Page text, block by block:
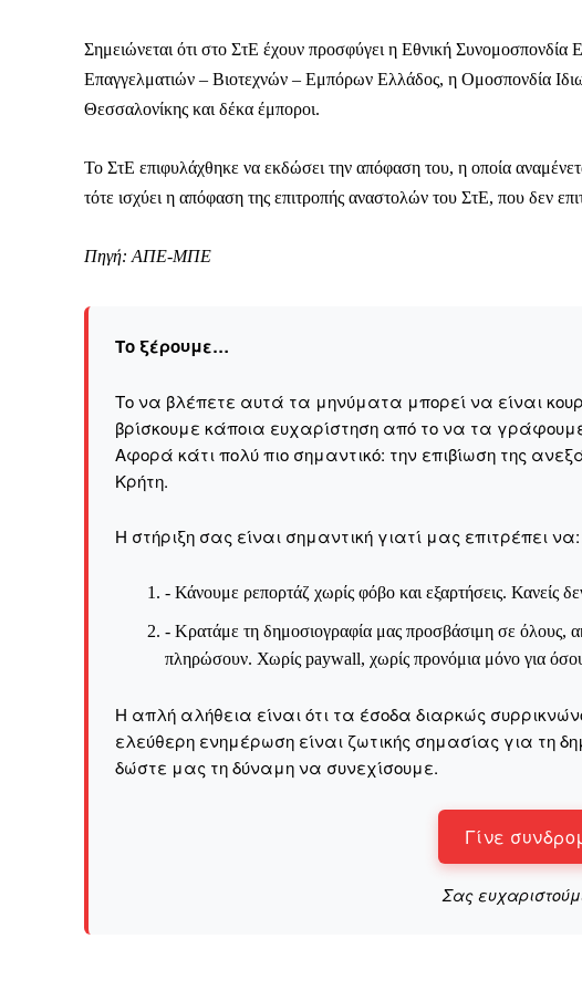
Σημειώνεται ότι στο ΣτΕ έχουν προσφύγει η Εθνική
Επαγγελματιών – Βιοτεχνών – Εμπόρων Ελλάδος, η Ομοσπονδία
Θεσσαλονίκης και δέκα έμποροι.
Το ΣτΕ επιφυλάχθηκε να εκδώσει την απόφαση του, η οποία
τότε ισχύει η απόφαση της επιτροπής αναστολών του ΣτΕ, που δεν
Πηγή: ΑΠΕ-ΜΠΕ
Το ξέρουμε…
Το να βλέπετε αυτά τα μηνύματα μπορεί να είναι
βρίσκουμε κάποια ευχαρίστηση από το να τα
Αφορά κάτι πολύ πιο σημαντικό: την επιβίωση της
Kρήτη.
Η στήριξη σας είναι σημαντική γιατί μας επιτρέπει να:
- Κάνουμε ρεπορτάζ χωρίς φόβο και εξαρτήσεις. Κανείς
- Κρατάμε τη δημοσιογραφία μας προσβάσιμη σε όλους,
πληρώσουν. Χωρίς paywall, χωρίς προνόμια μόνο για
Η απλή αλήθεια είναι ότι τα έσοδα διαρκώς
ελεύθερη ενημέρωση είναι ζωτικής σημασίας για τη
δώστε μας τη δύναμη να συνεχίσουμε.
Γίνε
Σας